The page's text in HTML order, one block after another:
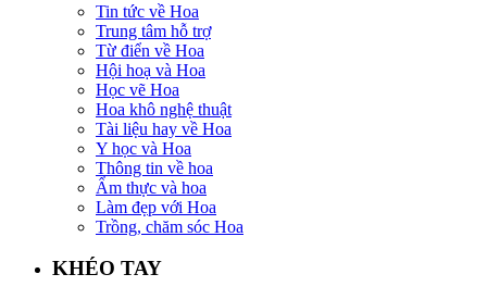
Tin tức về Hoa
Trung tâm hỗ trợ
Từ điển về Hoa
Hội hoạ và Hoa
Học vẽ Hoa
Hoa khô nghệ thuật
Tài liệu hay về Hoa
Y học và Hoa
Thông tin về hoa
Ẩm thực và hoa
Làm đẹp với Hoa
Trồng, chăm sóc Hoa
KHÉO TAY